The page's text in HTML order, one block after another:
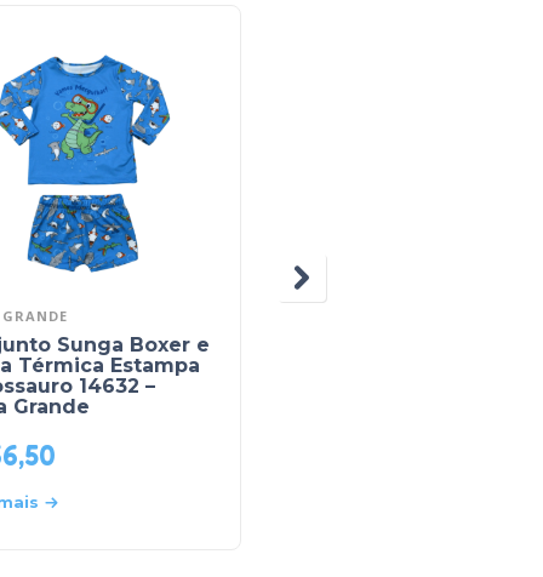
Sunga Boxer e
Térmica Estampa
14632 –
Grande